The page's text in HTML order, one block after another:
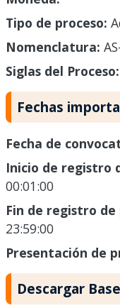
Tipo de proceso:
Nomenclatura:
Siglas del Proceso:
Fechas
Fecha de
Inicio de registro
00:01:00
Fin de registro
23:59:00
Presentación de
Descargar